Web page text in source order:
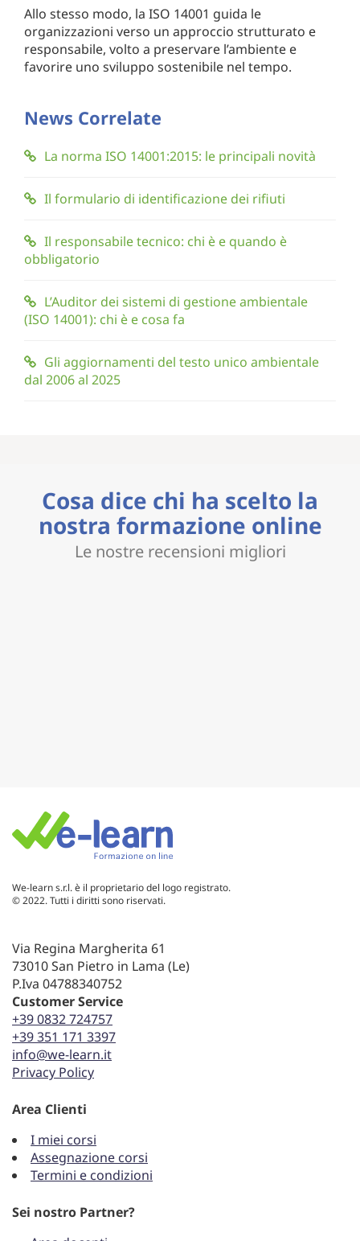
Allo stesso modo, la ISO 14001 guida le
organizzazioni verso un approccio strutturato e
responsabile, volto a preservare l’ambiente e
favorire uno sviluppo sostenibile nel tempo.
News Correlate
La norma ISO 14001:2015: le principali novità
Il formulario di identificazione dei rifiuti
Il responsabile tecnico: chi è e quando è
obbligatorio
L’Auditor dei sistemi di gestione ambientale
(ISO 14001): chi è e cosa fa
Gli aggiornamenti del testo unico ambientale
dal 2006 al 2025
Cosa dice chi ha scelto la
nostra formazione online
Le nostre recensioni migliori
We-learn s.r.l. è il proprietario del logo registrato.
© 2022. Tutti i diritti sono riservati.
Via Regina Margherita 61
73010 San Pietro in Lama (Le)
P.Iva 04788340752
Customer Service
+39 0832 724757
+39 351 171 3397
info@we-learn.it
Privacy Policy
Area Clienti
I miei corsi
Assegnazione corsi
Termini e condizioni
Sei nostro Partner?